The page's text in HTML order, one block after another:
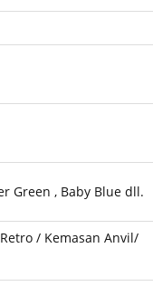
Green , Baby Blue dll.
/ Kemasan Anvil/